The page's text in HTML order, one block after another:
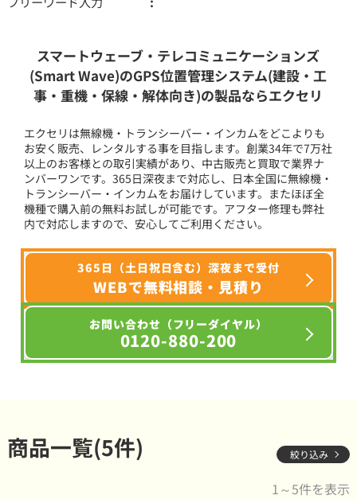
スマートウェーブ・テレコミュニケーションズ
(Smart Wave)のGPS位置管理システム(建設・工
事・重機・保線・解体向き)の製品ならエクセリ
エクセリは無線機・トランシーバー・インカムをどこよりも
お安く販売、レンタルする事を目指します。創業34年で7万社
以上のお客様との取引実績があり、中古販売と買取で業界ナ
ンバーワンです。365日深夜まで対応し、日本全国に無線機・
トランシーバー・インカムをお届けしています。またほぼ全
機種で購入前の無料お試しが可能です。アフター修理も弊社
内で対応しますので、安心してご利用ください。
365日（土日祝日含む）深夜まで受付
WEBで無料相談・見積り
お問い合わせ（フリーダイヤル）
0120-880-200
商品一覧(5件) 絞り込み
1～5件を表示